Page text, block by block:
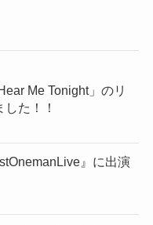
Me Tonight」のリ
た！！
』に出演